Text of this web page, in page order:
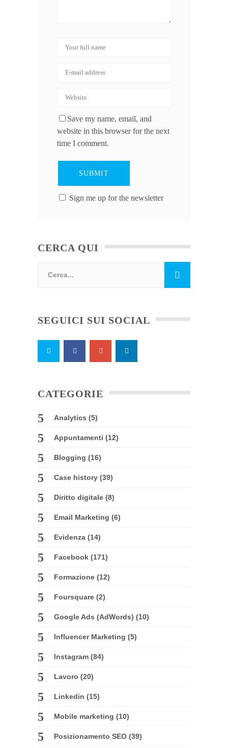
Save my name, email, and
website in this browser for the next
time I comment.
Sign me up for the newsletter
CERCA QUI
SEGUICI SUI SOCIAL
CATEGORIE
Analytics (5)
Appuntamenti (12)
Blogging (16)
Case history (39)
Diritto digitale (8)
Email Marketing (6)
Evidenza (14)
Facebook (171)
Formazione (12)
Foursquare (2)
Google Ads (AdWords) (10)
Influencer Marketing (5)
Instagram (84)
Lavoro (20)
Linkedin (15)
Mobile marketing (10)
Posizionamento SEO (39)